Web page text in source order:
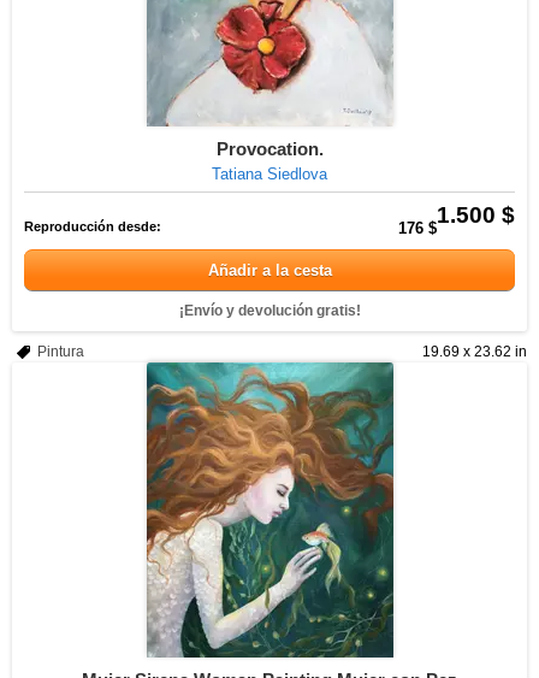
Provocation.
Tatiana Siedlova
1.500 $
Reproducción desde: 176 $
Añadir a la cesta
¡Envío y devolución gratis!
19.69 x 23.62 in
Pintura